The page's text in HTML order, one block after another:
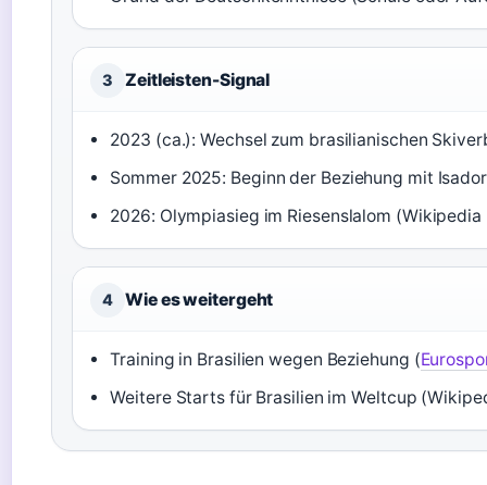
3 Zeitleisten-Signal
2023 (ca.): Wechsel zum brasilianischen
Sommer 2025: Beginn der Beziehung mit
2026: Olympiasieg im Riesenslalom
4 Wie es weitergeht
Training in Brasilien wegen Beziehung (
Weitere Starts für Brasilien im Weltcup